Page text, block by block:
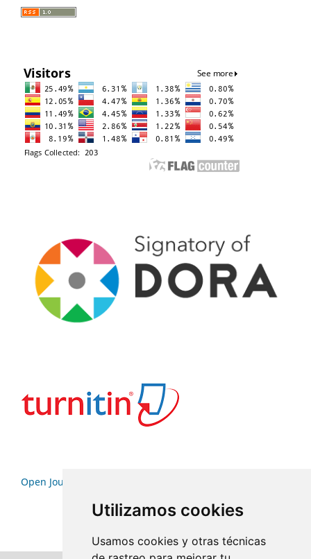
Utilizamos cookies
Usamos cookies y otras técnicas
Open Journal Systems